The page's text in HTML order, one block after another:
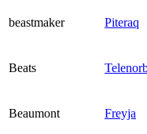
beastmaker Piteraq
Beats
Beaumont Freyja